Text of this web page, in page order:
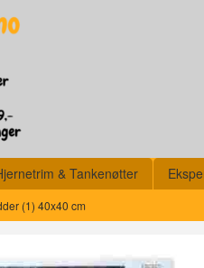
& Tankenøtter
(1) 40x40 cm